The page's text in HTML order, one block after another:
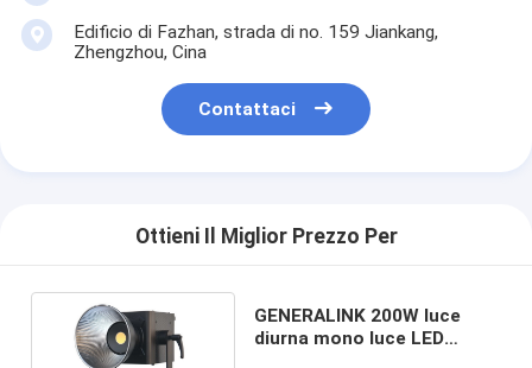
Edificio di Fazhan, strada di no. 159 Jiankang,
Zhengzhou, Cina
Contattaci
Ottieni Il Miglior Prezzo Per
GENERALINK 200W luce
diurna mono luce LED